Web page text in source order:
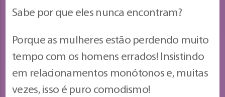
Sabe por que eles nunca encontram?
Porque as mulheres estão perdendo muito
tempo com os homens errados! Insistindo
em relacionamentos monótonos e, muitas
vezes, isso é puro comodismo!